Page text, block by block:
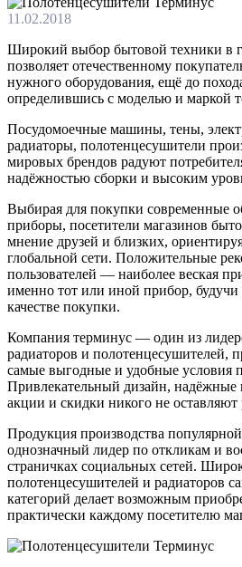
11.02.2018
Широкий выбор бытовой техники в
позволяет отечественному
нужного оборудования, ещё до
определившись с моделью и маркой
Посудомоечные машины, тены,
радиаторы, полотенцесушители
мировых брендов радуют
надёжностью сборки и высоким
Выбирая для покупки современные
приборы, посетители магазинов
мнение друзей и близких,
глобальной сети. Положительные
пользователей — наиболее веская
именно тот или иной прибор,
качестве покупки.
Компания терминус — один из
радиаторов и полотенцесушителей,
самые выгодные и удобные условия
Привлекательный дизайн, надёжные
акции и скидки никого не
Продукция производства
однозначный лидер по откликам и
страничках социальных сетей.
полотенцесушителей и радиаторов
категорий делает возможным
практически каждому посетителю